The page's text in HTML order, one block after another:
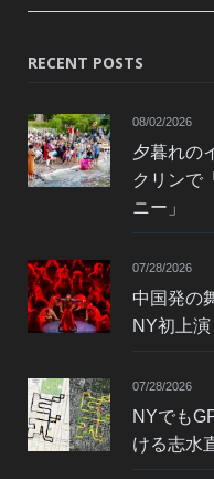
RECENT POSTS
08/02/2026
夕暮れの
クリンで
ニー」
07/28/2026
中国発の
NY初上演
07/28/2026
NYでも
ける志水